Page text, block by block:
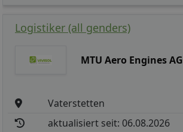
Logistiker (all genders)
MTU Aero Engines AG
Vaterstetten
aktualisiert seit: 06.08.2026